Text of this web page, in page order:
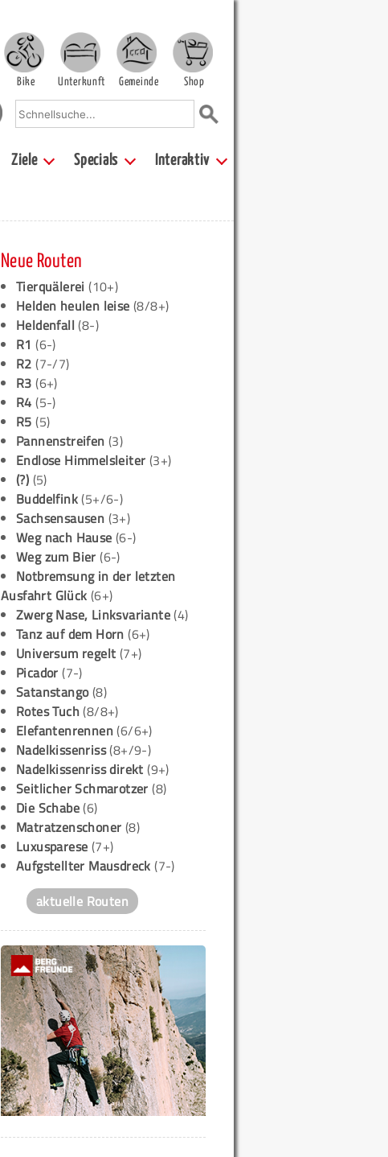
Bike Unterkunft Gemeinde Shop
Ziele Specials Interaktiv
Neue Routen
Tierquälerei (10+)
Helden heulen leise(8/8+)
Heldenfall(8-)
R1 (6-)
R2 (7-/7)
R3 (6+)
R4 (5-)
R5 (5)
Pannenstreifen (3)
Endlose Himmelsleiter (3+)
(?) (5)
Buddelfink(5+/6-)
Sachsensausen (3+)
Weg nach Hause (6-)
Weg zum Bier (6-)
Notbremsung in der letzten
Ausfahrt Glück (6+)
Zwerg Nase, Linksvariante(4)
Tanz auf dem Horn (6+)
Universum regelt (7+)
Picador (7-)
Satanstango(8)
Rotes Tuch(8/8+)
Elefantenrennen(6/6+)
Nadelkissenriss(8+/9-)
Nadelkissenriss direkt (9+)
Seitlicher Schmarotzer (8)
Die Schabe(6)
Matratzenschoner (8)
Luxusparese (7+)
Aufgstellter Mausdreck (7-)
aktuelle Routen